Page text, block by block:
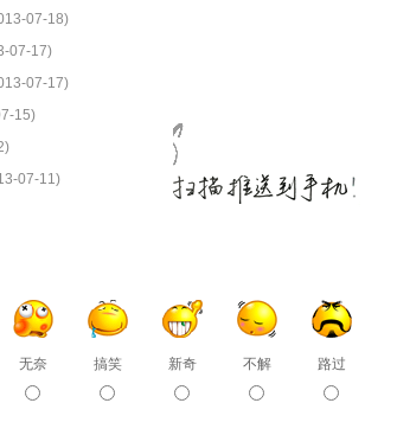
07-18)
07-17)
07-17)
15)
07-11)
无奈 搞笑 新奇 不解 路过